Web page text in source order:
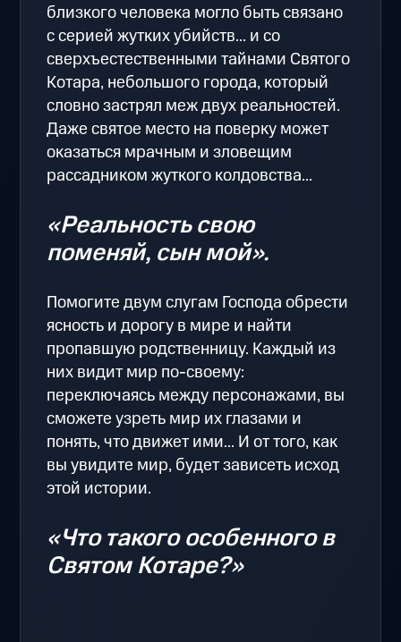
близкого человека могло быть связано
с серией жутких убийств... и со
сверхъестественными тайнами Святого
Котара, небольшого города, который
словно застрял меж двух реальностей.
Даже святое место на поверку может
оказаться мрачным и зловещим
рассадником жуткого колдовства...
«Реальность свою
поменяй, сын мой».
Помогите двум слугам Господа обрести
ясность и дорогу в мире и найти
пропавшую родственницу. Каждый из
них видит мир по-своему:
переключаясь между персонажами, вы
сможете узреть мир их глазами и
понять, что движет ими... И от того, как
вы увидите мир, будет зависеть исход
этой истории.
«Что такого особенного в
Святом Котаре?»